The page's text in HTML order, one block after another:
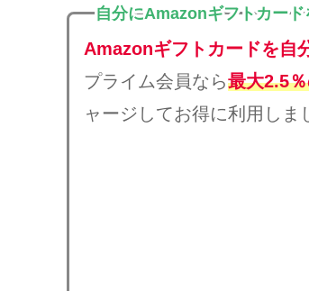
自分にAmazonギフトカー
Amazonギフトカードを自
プライム会員なら最大2.5
ャージしてお得に利用しま